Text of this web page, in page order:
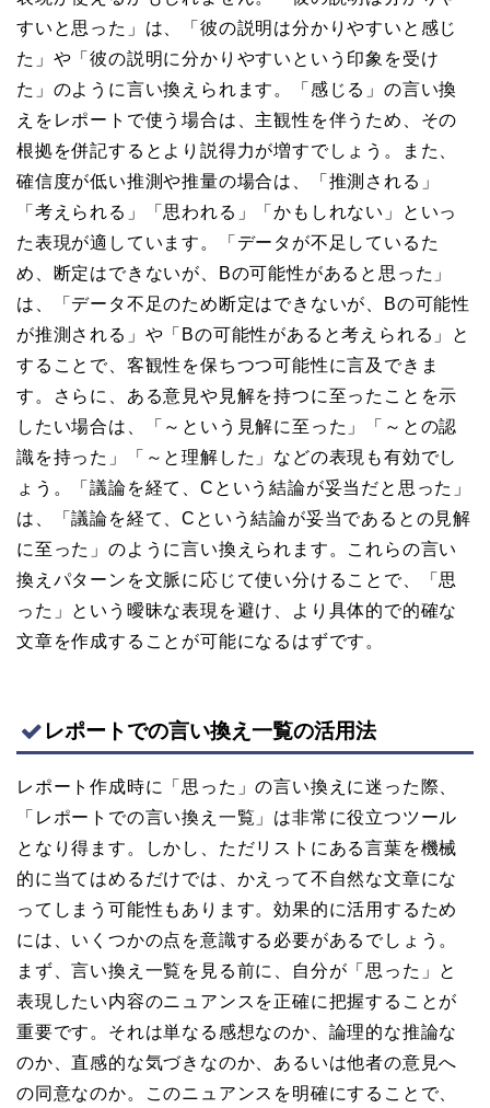
すいと思った」は、「彼の説明は分かりやすいと感じ
た」や「彼の説明に分かりやすいという印象を受け
た」のように言い換えられます。「感じる」の言い換
えをレポートで使う場合は、主観性を伴うため、その
根拠を併記するとより説得力が増すでしょう。また、
確信度が低い推測や推量の場合は、「推測される」
「考えられる」「思われる」「かもしれない」といっ
た表現が適しています。「データが不足しているた
め、断定はできないが、Bの可能性があると思った」
は、「データ不足のため断定はできないが、Bの可能性
が推測される」や「Bの可能性があると考えられる」と
することで、客観性を保ちつつ可能性に言及できま
す。さらに、ある意見や見解を持つに至ったことを示
したい場合は、「～という見解に至った」「～との認
識を持った」「～と理解した」などの表現も有効でし
ょう。「議論を経て、Cという結論が妥当だと思った」
は、「議論を経て、Cという結論が妥当であるとの見解
に至った」のように言い換えられます。これらの言い
換えパターンを文脈に応じて使い分けることで、「思
った」という曖昧な表現を避け、より具体的で的確な
文章を作成することが可能になるはずです。
レポートでの言い換え一覧の活用法
レポート作成時に「思った」の言い換えに迷った際、
「レポートでの言い換え一覧」は非常に役立つツール
となり得ます。しかし、ただリストにある言葉を機械
的に当てはめるだけでは、かえって不自然な文章にな
ってしまう可能性もあります。効果的に活用するため
には、いくつかの点を意識する必要があるでしょう。
まず、言い換え一覧を見る前に、自分が「思った」と
表現したい内容のニュアンスを正確に把握することが
重要です。それは単なる感想なのか、論理的な推論な
のか、直感的な気づきなのか、あるいは他者の意見へ
の同意なのか。このニュアンスを明確にすることで、